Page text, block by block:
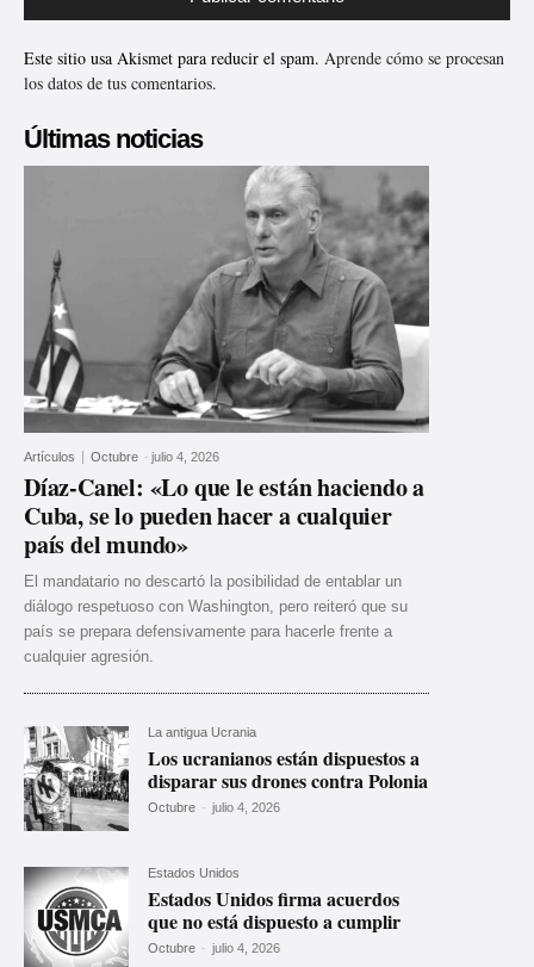
Este sitio usa Akismet para reducir el spam. Aprende cómo se procesan
los datos de tus comentarios.
Últimas noticias
Artículos Octubre - julio 4, 2026
Díaz-Canel: «Lo que le están haciendo a
Cuba, se lo pueden hacer a cualquier
país del mundo»
El mandatario no descartó la posibilidad de entablar un
diálogo respetuoso con Washington, pero reiteró que su
país se prepara defensivamente para hacerle frente a
cualquier agresión.
La antigua Ucrania
Los ucranianos están dispuestos a
disparar sus drones contra Polonia
Octubre - julio 4, 2026
Estados Unidos
Estados Unidos firma acuerdos
que no está dispuesto a cumplir
Octubre - julio 4, 2026